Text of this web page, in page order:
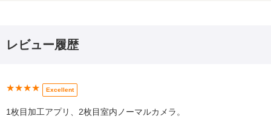
レビュー履歴
★★★★ Excellent
1枚目加工アプリ、2枚目室内ノーマルカメラ。